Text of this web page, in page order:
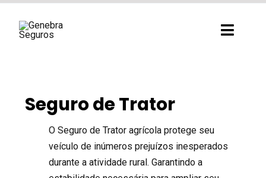
Seguro de Trator
O Seguro de Trator agrícola protege seu
veículo de inúmeros prejuízos inesperados
durante a atividade rural. Garantindo a